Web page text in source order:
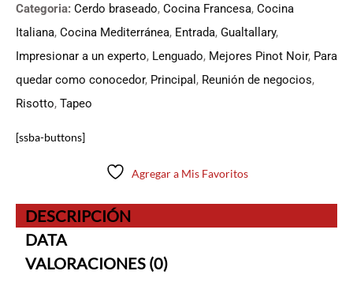
Categoria: Cerdo braseado, Cocina Francesa, Cocina
Italiana, Cocina Mediterránea, Entrada, Gualtallary,
Impresionar a un experto, Lenguado, Mejores Pinot Noir, Para
quedar como conocedor, Principal , Reunión de negocios,
Risotto, Tapeo
[ssba-buttons]
Agregar a Mis Favoritos
DESCRIPCIÓN
DATA
VALORACIONES (0)